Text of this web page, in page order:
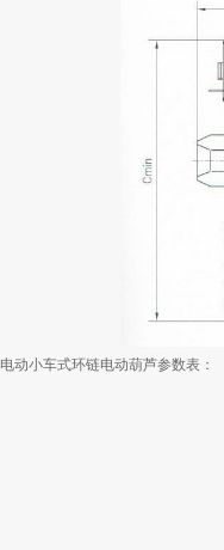
电动小车式环链电动葫芦参数表：